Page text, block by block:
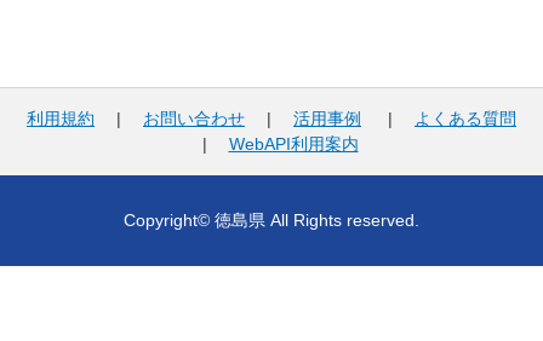
利用規約 | お問い合わせ | 活用事例 |
よくある質問
| WebAPI利用案内
Copyright© 徳島県 All Rights reserved.